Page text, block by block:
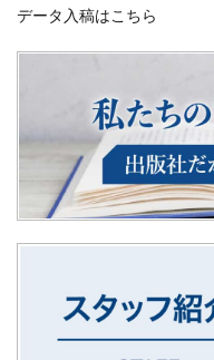
データ入稿はこちら